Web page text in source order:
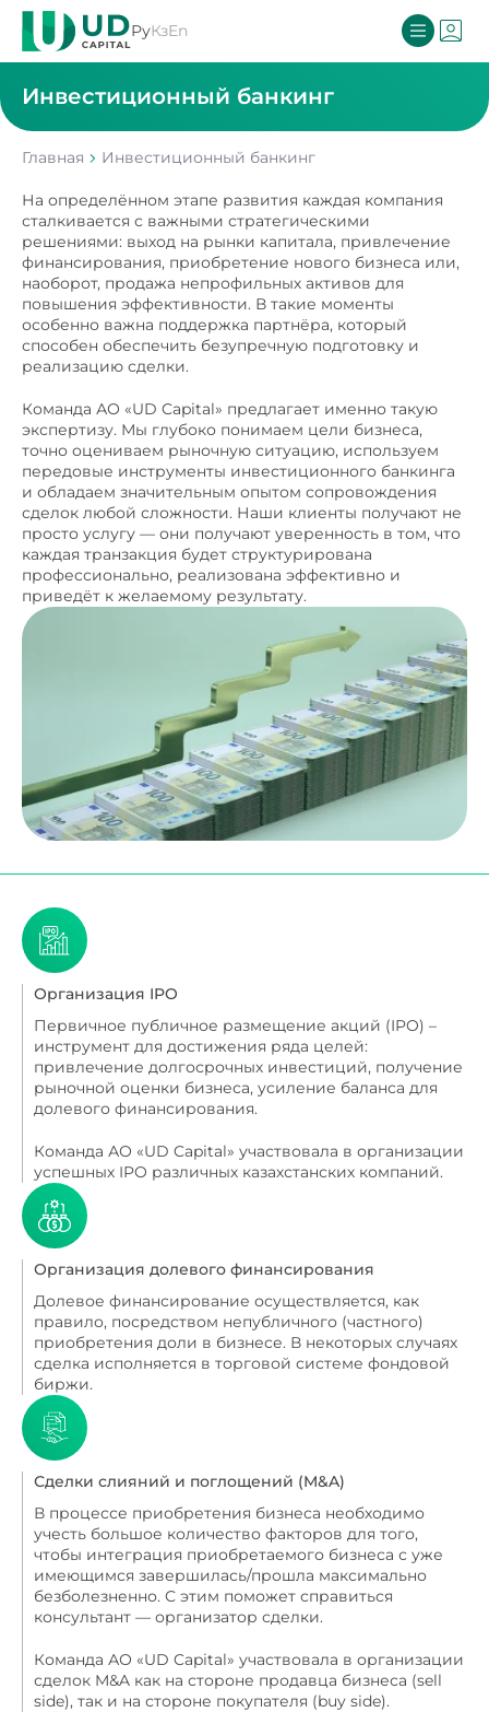
РуКзEn
Инвестиционный банкинг
Главная Инвестиционный банкинг
На определённом этапе развития каждая компания
сталкивается с важными стратегическими
решениями: выход на рынки капитала, привлечение
финансирования, приобретение нового бизнеса или,
наоборот, продажа непрофильных активов для
повышения эффективности. В такие моменты
особенно важна поддержка партнёра, который
способен обеспечить безупречную подготовку и
реализацию сделки.
Команда АО «UD Capital» предлагает именно такую
экспертизу. Мы глубоко понимаем цели бизнеса,
точно оцениваем рыночную ситуацию, используем
передовые инструменты инвестиционного банкинга
и обладаем значительным опытом сопровождения
сделок любой сложности. Наши клиенты получают не
просто услугу — они получают уверенность в том, что
каждая транзакция будет структурирована
профессионально, реализована эффективно и
приведёт к желаемому результату.
Организация IPO
Первичное публичное размещение акций (IPO) –
инструмент для достижения ряда целей:
привлечение долгосрочных инвестиций, получение
рыночной оценки бизнеса, усиление баланса для
долевого финансирования.
Команда АО «UD Capital» участвовала в организации
успешных IPO различных казахстанских компаний.
Организация долевого финансирования
Долевое финансирование осуществляется, как
правило, посредством непубличного (частного)
приобретения доли в бизнесе. В некоторых случаях
сделка исполняется в торговой системе фондовой
биржи.
Сделки слияний и поглощений (M&A)
В процессе приобретения бизнеса необходимо
учесть большое количество факторов для того,
чтобы интеграция приобретаемого бизнеса с уже
имеющимся завершилась/прошла максимально
безболезненно. С этим поможет справиться
консультант — организатор сделки.
Команда АО «UD Capital» участвовала в организации
сделок M&A как на стороне продавца бизнеса (sell
side), так и на стороне покупателя (buy side).